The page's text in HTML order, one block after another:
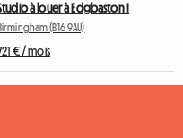
à louer à Edgbaston !
(B16 9AU)
€ / mois